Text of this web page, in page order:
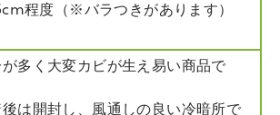
程度（※バラつきがあります）
が多く大変カビが生え易い商品で
は開封し、風通しの良い冷暗所で